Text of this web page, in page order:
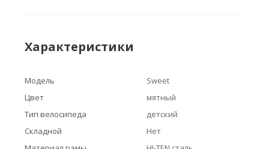
Характеристики
Модель
Sweet
Цвет
мятный
Тип велосипеда
детский
Складной
Нет